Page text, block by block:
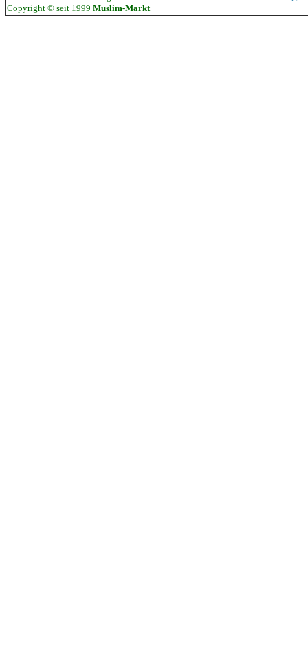
Copyright © seit 1999 Muslim-Markt